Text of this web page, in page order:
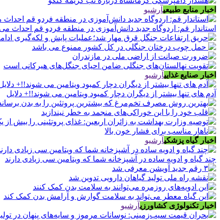
اخبار منابع طبیعیآرشیو
استاندار قم: اردوگاه جدید دانش‌آموزی در منطقه فردو قم احداث
اخبار صنایع غذاییآرشیو
آدم های تنها بیشتر از دیگران دچار کمبود ویتامین می شوند!!+ دلایل
اخبار گیاه پزشکیآرشیو
چند گیاه و ادویه ساده در آشپزخانه شما که ویتامین سی زیادی دارند
اخبار تکنولوژی کشاورزیآرشیو